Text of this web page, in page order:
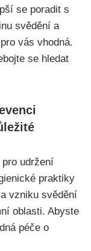
se poradit s
svědění a
vás vhodná.
se hledat
udržení
praktiky
vzniku svědění
oblasti. Abyste
péče o